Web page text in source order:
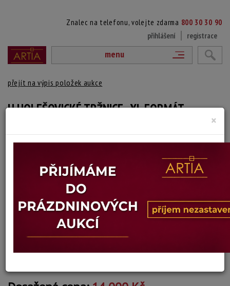
Znalec na telefonu, volejte zdarma 800 30 30 90
přihlášení
registrace
menu
přejít na výpis položek aukce
U HOLEŠOVICKÉ TRŽNICE - XL FORMÁT
(1908 Hradec Králové - 1994)
vydraženo
Signováno vlevo dole, rámováno v blondelovém rámu.
Technika: olej na plátně, datace: 1968
Šířka: 88 cm, výška: 65 cm, rámování: 82 x 105 cm pošk.
Stav: dobrý
06.07.2026 20:08 SELČ
×